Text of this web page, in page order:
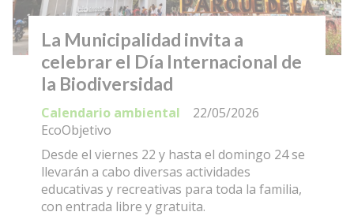
La Municipalidad invita a
celebrar el Día Internacional de
la Biodiversidad
EcoObjetivo
Calendario ambiental 22/05/2026
Desde el viernes 22 y hasta el domingo 24 se
llevarán a cabo diversas actividades
educativas y recreativas para toda la familia,
con entrada libre y gratuita.